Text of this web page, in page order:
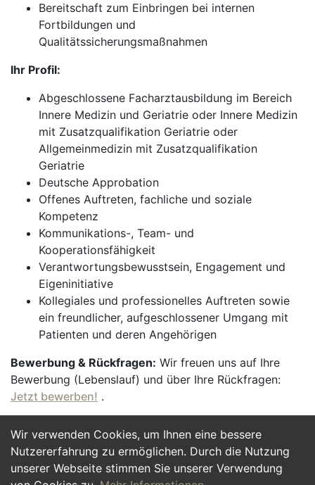
Wir verwenden Cookies, um Ihnen eine bessere
Nutzererfahrung zu ermöglichen. Durch die Nutzung
unserer Webseite stimmen Sie unserer Verwendung
Bereitschaft zum Einbringen bei internen
Fortbildungen und
Qualitätssicherungsmaßnahmen
Ihr Profil:
Abgeschlossene Facharztausbildung im Bereich
Innere Medizin und Geriatrie oder Innere Medizin
mit Zusatzqualifikation Geriatrie oder
Allgemeinmedizin mit Zusatzqualifikation
Geriatrie
Deutsche Approbation
Offenes Auftreten, fachliche und soziale
Kompetenz
Kommunikations-, Team- und
Kooperationsfähigkeit
Verantwortungsbewusstsein, Engagement und
Eigeninitiative
Kollegiales und professionelles Auftreten sowie
ein freundlicher, aufgeschlossener Umgang mit
Patienten und deren Angehörigen
Bewerbung & Rückfragen: Wir freuen uns auf Ihre
Bewerbung (Lebenslauf) und über Ihre Rückfragen:
Jetzt bewerben! .
Jetzt Bewerben